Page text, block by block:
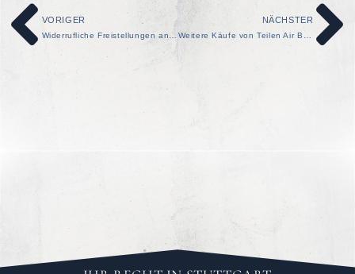
VORIGER
Widerrufliche Freistellungen an viele Mitarbeiter versendet
NÄCHSTER
Weitere Käufe von Teilen Air Berlins – und was dies für die Mitarbeiter bedeutet